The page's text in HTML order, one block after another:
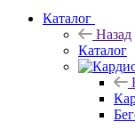
Каталог
Назад
Каталог